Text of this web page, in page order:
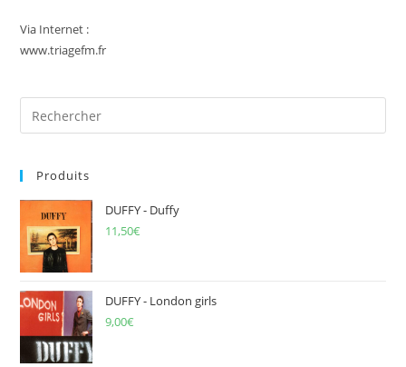
Via Internet :
www.triagefm.fr
Produits
DUFFY - Duffy
11,50€
DUFFY - London girls
9,00€